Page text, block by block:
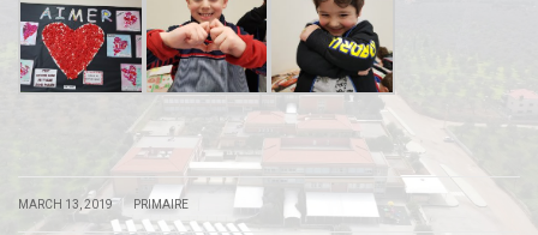
MARCH 13, 2019 PRIMAIRE